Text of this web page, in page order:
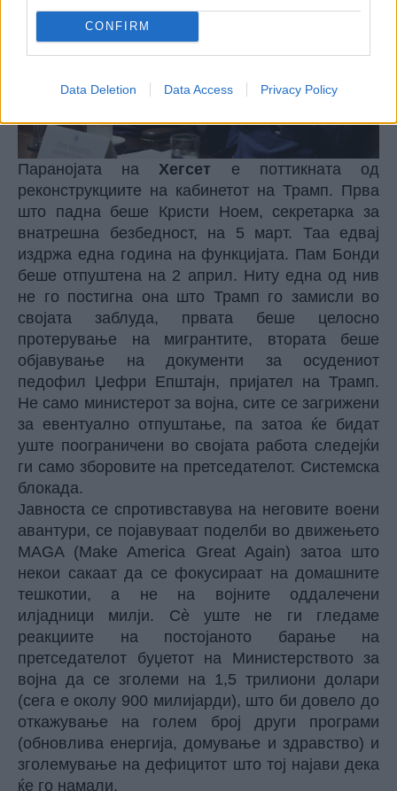
CONFIRM
Data Deletion Data Access Privacy Policy
Паранојата наХегсет е поттикната од
реконструкциите на кабинетот на Трамп. Прва
што падна беше Кристи Ноем, секретарка за
внатрешна безбедност, на 5 март. Таа едвај
издржа една година на функцијата. Пам Бонди
беше отпуштена на 2 април. Ниту една од нив
не го постигна она што Трамп го замисли во
својата заблуда, првата беше целосно
протерување на мигрантите, втората беше
објавување на документи за осудениот
педофил Џефри Епштајн, пријател на Трамп.
Не само министерот за војна, сите се загрижени
за евентуално отпуштање, па затоа ќе бидат
уште поограничени во својата работа следејќи
ги само зборовите на претседателот. Системска
блокада.
Јавноста се спротивставува на неговите воени
авантури, се појавуваат поделби во движењето
MAGA (Make America Great Again) затоа што
некои сакаат да се фокусираат на домашните
тешкотии, а не на војните оддалечени
илјадници милји. Сè уште не ги гледаме
реакциите на постојаното барање на
претседателот буџетот на Министерството за
војна да се зголеми на 1,5 трилиони долари
(сега е околу 900 милијарди), што би довело до
откажување на голем број други програми
(обновлива енергија, домување и здравство) и
зголемување на дефицитот што тој најави дека
ќе го намали.